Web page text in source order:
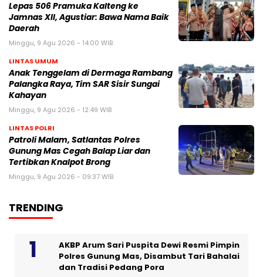
Lepas 506 Pramuka Kalteng ke
Jamnas XII, Agustiar: Bawa Nama Baik
Daerah
Minggu, 9 Agu 2026 - 14:00 WIB
LINTAS UMUM
Anak Tenggelam di Dermaga Rambang
Palangka Raya, Tim SAR Sisir Sungai
Kahayan
Minggu, 9 Agu 2026 - 12:49 WIB
LINTAS POLRI
Patroli Malam, Satlantas Polres
Gunung Mas Cegah Balap Liar dan
Tertibkan Knalpot Brong
Minggu, 9 Agu 2026 - 09:37 WIB
TRENDING
AKBP Arum Sari Puspita Dewi Resmi Pimpin
Polres Gunung Mas, Disambut Tari Bahalai
dan Tradisi Pedang Pora